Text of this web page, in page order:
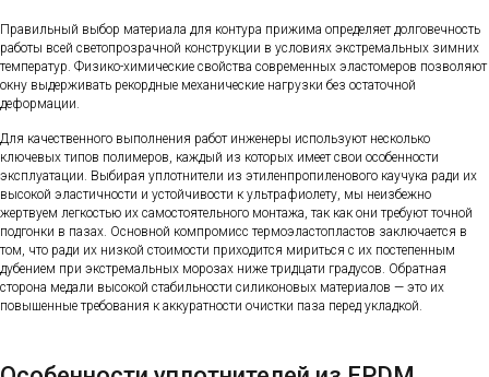
Правильный выбор материала для контура прижима определяет долговечность
работы всей светопрозрачной конструкции в условиях экстремальных зимних
температур. Физико-химические свойства современных эластомеров позволяют
окну выдерживать рекордные механические нагрузки без остаточной
деформации.
Для качественного выполнения работ инженеры используют несколько
ключевых типов полимеров, каждый из которых имеет свои особенности
эксплуатации. Выбирая уплотнители из этиленпропиленового каучука ради их
высокой эластичности и устойчивости к ультрафиолету, мы неизбежно
жертвуем легкостью их самостоятельного монтажа, так как они требуют точной
подгонки в пазах. Основной компромисс термоэластопластов заключается в
том, что ради их низкой стоимости приходится мириться с их постепенным
дубением при экстремальных морозах ниже тридцати градусов. Обратная
сторона медали высокой стабильности силиконовых материалов — это их
повышенные требования к аккуратности очистки паза перед укладкой.